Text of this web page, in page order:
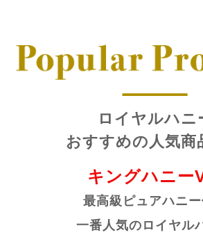
ロイヤルハニ
おすすめの人気商
キングハニー
最高級ピュアハニー
一番人気のロイヤル